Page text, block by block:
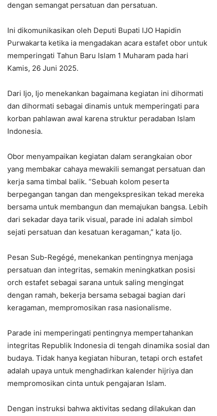
dengan semangat persatuan dan persatuan.
Ini dikomunikasikan oleh Deputi Bupati IJO Hapidin
Purwakarta ketika ia mengadakan acara estafet obor untuk
memperingati Tahun Baru Islam 1 Muharam pada hari
Kamis, 26 Juni 2025.
Dari Ijo, Ijo menekankan bagaimana kegiatan ini dihormati
dan dihormati sebagai dinamis untuk memperingati para
korban pahlawan awal karena struktur peradaban Islam
Indonesia.
Obor menyampaikan kegiatan dalam serangkaian obor
yang membakar cahaya mewakili semangat persatuan dan
kerja sama timbal balik. “Sebuah kolom peserta
berpegangan tangan dan mengekspresikan tekad mereka
bersama untuk membangun dan memajukan bangsa. Lebih
dari sekadar daya tarik visual, parade ini adalah simbol
sejati persatuan dan kesatuan keragaman,” kata Ijo.
Pesan Sub-Regégé, menekankan pentingnya menjaga
persatuan dan integritas, semakin meningkatkan posisi
orch estafet sebagai sarana untuk saling mengingat
dengan ramah, bekerja bersama sebagai bagian dari
keragaman, mempromosikan rasa nasionalisme.
Parade ini memperingati pentingnya mempertahankan
integritas Republik Indonesia di tengah dinamika sosial dan
budaya. Tidak hanya kegiatan hiburan, tetapi orch estafet
adalah upaya untuk menghadirkan kalender hijriya dan
mempromosikan cinta untuk pengajaran Islam.
Dengan instruksi bahwa aktivitas sedang dilakukan dan